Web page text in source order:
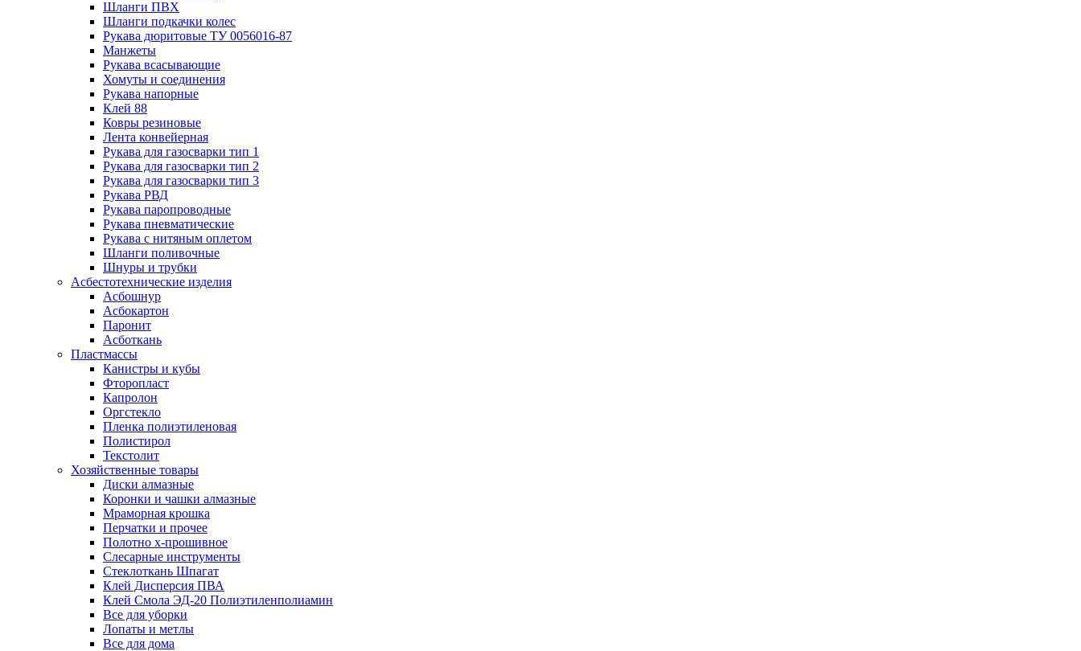
Шланги ПВХ
Шланги подкачки колес
Рукава дюритовые ТУ 0056016-87
Манжеты
Рукава всасывающие
Хомуты и соединения
Рукава напорные
Клей 88
Ковры резиновые
Лента конвейерная
Рукава для газосварки тип 1
Рукава для газосварки тип 2
Рукава для газосварки тип 3
Рукава РВД
Рукава паропроводные
Рукава пневматические
Рукава с нитяным оплетом
Шланги поливочные
Шнуры и трубки
Асбестотехнические изделия
Асбошнур
Асбокартон
Паронит
Асботкань
Пластмассы
Канистры и кубы
Фторопласт
Капролон
Оргстекло
Пленка полиэтиленовая
Полистирол
Текстолит
Хозяйственные товары
Диски алмазные
Коронки и чашки алмазные
Мраморная крошка
Перчатки и прочее
Полотно х-прошивное
Слесарные инструменты
Стеклоткань Шпагат
Клей Дисперсия ПВА
Клей Смола ЭД-20 Полиэтиленполиамин
Все для уборки
Лопаты и метлы
Все для дома